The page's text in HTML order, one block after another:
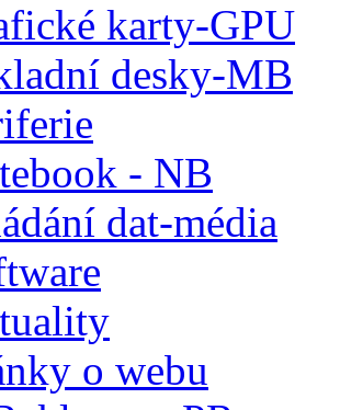
karty-GPU
desky-MB
- NB
dat-média
o webu